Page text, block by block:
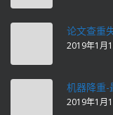
论文查重
2019年1月
机器降重-
2019年1月